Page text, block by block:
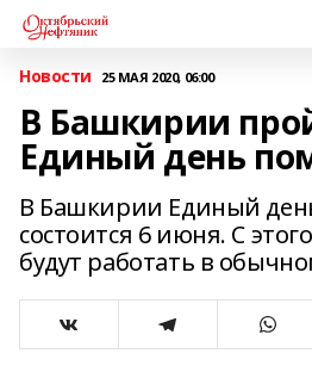
Новости 25 МАЯ 2020, 06:00
В Башкирии
Единый день
В Башкирии Единый
состоится 6 июня. С
будут работать в